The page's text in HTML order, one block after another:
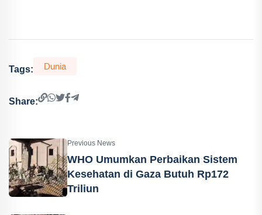
Tags: Dunia
Share:
Previous News
WHO Umumkan Perbaikan Sistem
Kesehatan di Gaza Butuh Rp172
Triliun